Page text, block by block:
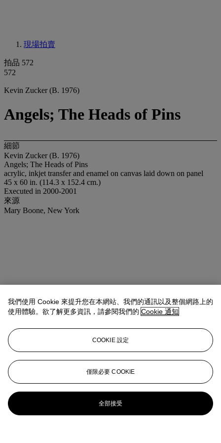
現場拍賣
拍品 572
572
Kevin Zucker (B. 1976)
Angels; The Heads of Pins
細節
Kevin Zucker (B. 1976)
Angels; The Heads of Pins
acrylic, inkjet transfer and enamel on canvas laid down on panel
45 x 60 in. (114.3 x 152.4 cm.)
Executed in 2000-2001
來源
Mary Boone, New York
我們使用 Cookie 來提升您在本網站、我們的通訊以及整個網路上的
使用體驗。欲了解更多資訊，請參閱我們的 Cookie 通知
COOKIE 設定
僅限必要 COOKIE
全部接受